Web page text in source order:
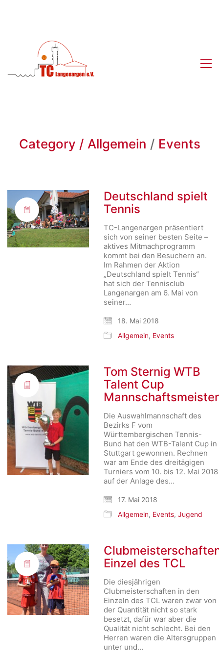
Category / Allgemein / Events
Deutschland spielt
Tennis
TC-Langenargen präsentiert
sich von seiner besten Seite –
aktives Mitmachprogramm
kommt bei den Besuchern an.
Im Rahmen der Aktion
„Deutschland spielt Tennis“
hat sich der Tennisclub
Langenargen am 6. Mai von
seiner…
18. Mai 2018
Allgemein, Events
Tom Sternig WTB
Talent Cup
Mannschaftsmeister
Die Auswahlmannschaft des
Bezirks F vom
Württembergischen Tennis-
Bund hat den WTB-Talent Cup in
Stuttgart gewonnen. Rechnen
war am Ende des dreitägigen
Turniers vom 10. bis 12. Mai 2018
auf der Anlage des…
17. Mai 2018
Allgemein, Events,Jugend
Einzel des TCL
Die diesjährigen
Clubmeisterschaften in den
Einzeln des TCL waren zwar von
der Quantität nicht so stark
besetzt, dafür war aber die
Qualität nicht schlecht. Bei den
Herren waren die Altersgruppen
unter und…